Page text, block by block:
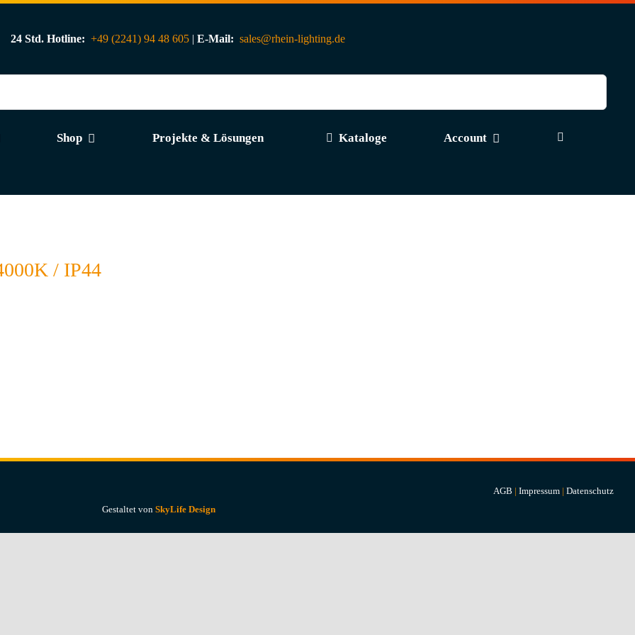
24 Std. Hotline: +49 (2241) 94 48 605 | E-Mail: sales@rhein-lighting.de
Shop Projekte & Lösungen Kataloge Account
/ IP44
AGB | Impressum | Datenschutz
Gestaltet von SkyLife Design